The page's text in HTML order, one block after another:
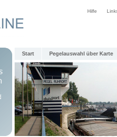
Hilfe
Start Pegelauswahl über Karte